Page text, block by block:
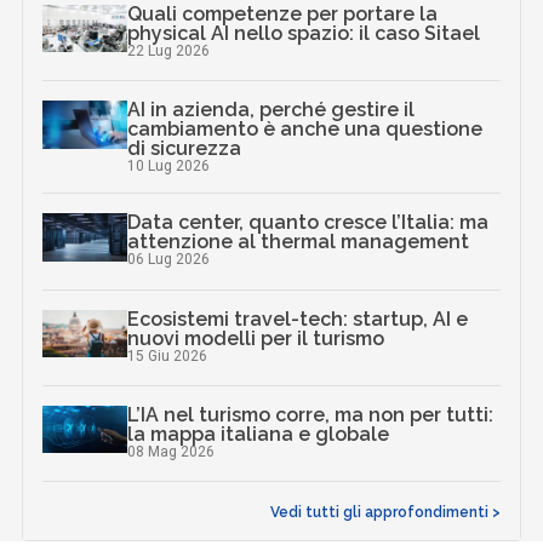
Quali competenze per portare la
physical AI nello spazio: il caso Sitael
22 Lug 2026
AI in azienda, perché gestire il
cambiamento è anche una questione
di sicurezza
10 Lug 2026
Data center, quanto cresce l’Italia: ma
attenzione al thermal management
06 Lug 2026
Ecosistemi travel-tech: startup, AI e
nuovi modelli per il turismo
15 Giu 2026
L’IA nel turismo corre, ma non per tutti:
la mappa italiana e globale
08 Mag 2026
Vedi tutti gli approfondimenti >